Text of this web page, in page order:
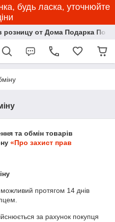
будь ласка, уточнюйте
от Дома Подарка
та обмін товарів
«Про захист прав
протягом 14 днів
за рахунок покупця